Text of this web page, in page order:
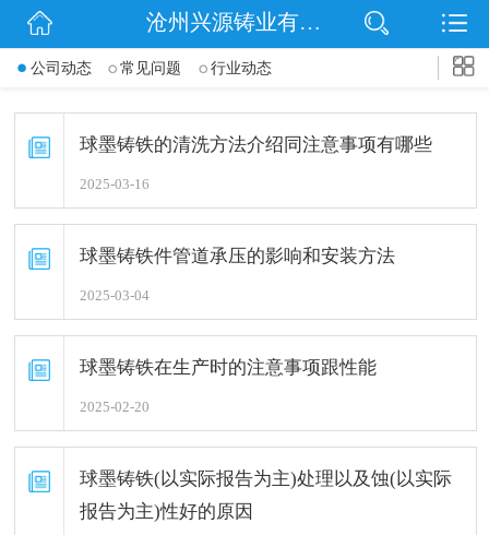
网站首页
信息动态
企业文化
沧州兴源铸业有限公司
公司动态 常见问题 行业动态
球墨铸铁的清洗方法介绍同注意事项有哪些
2025-03-16
球墨铸铁件管道承压的影响和安装方法
2025-03-04
球墨铸铁在生产时的注意事项跟性能
2025-02-20
球墨铸铁(以实际报告为主)处理以及蚀(以实际
报告为主)性好的原因